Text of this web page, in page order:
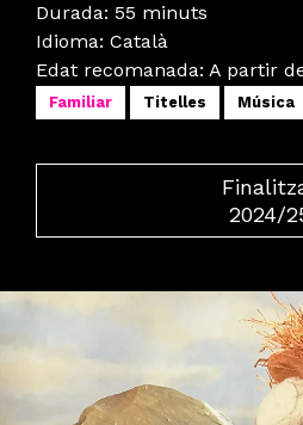
Durada: 55 minuts
Idioma: Català
Edat recomanada: A partir
Familiar Titelles Música
2024/